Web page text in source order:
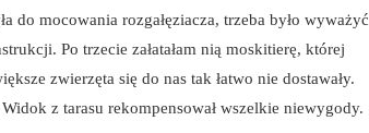
do mocowania rozgałęziacza, trzeba było wyważyć
Po trzecie załatałam nią moskitierę, której
zwierzęta się do nas tak łatwo nie dostawały.
z tarasu rekompensował wszelkie niewygody.